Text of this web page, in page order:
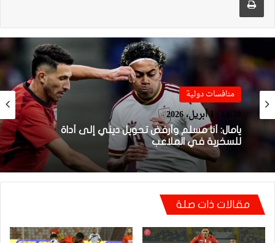
Sportime TV
14:04 | 1 أبريل، 2026
فيديو.. لحظة اجتياح الجمهور الجزائري لأرضية
ملعب تورينو وإحداث فوضى عارمة داخله
مقالات ذات صلة